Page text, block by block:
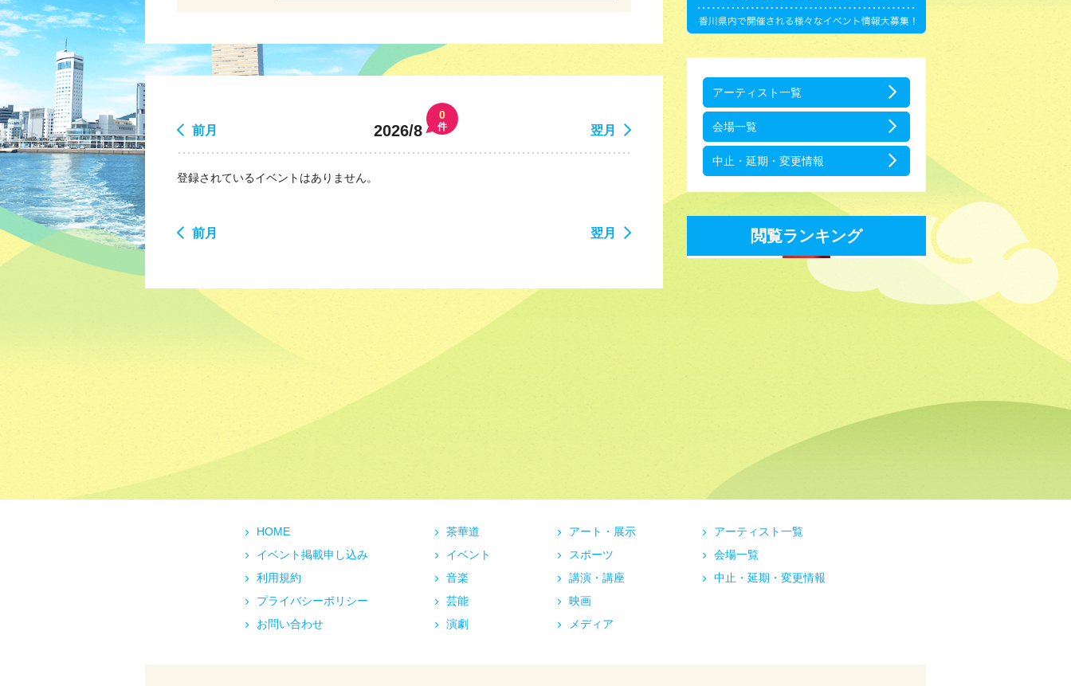
前月 2026/8
0
件 翌月
登録されているイベントはありません。
前月 翌月
アーティスト一覧
会場一覧
中止・延期・変更情報
閲覧ランキング
HOME
イベント掲載申し込み
利用規約
プライバシーポリシー
お問い合わせ
茶華道
イベント
音楽
芸能
演劇
アート・展示
スポーツ
講演・講座
映画
メディア
アーティスト一覧
会場一覧
中止・延期・変更情報